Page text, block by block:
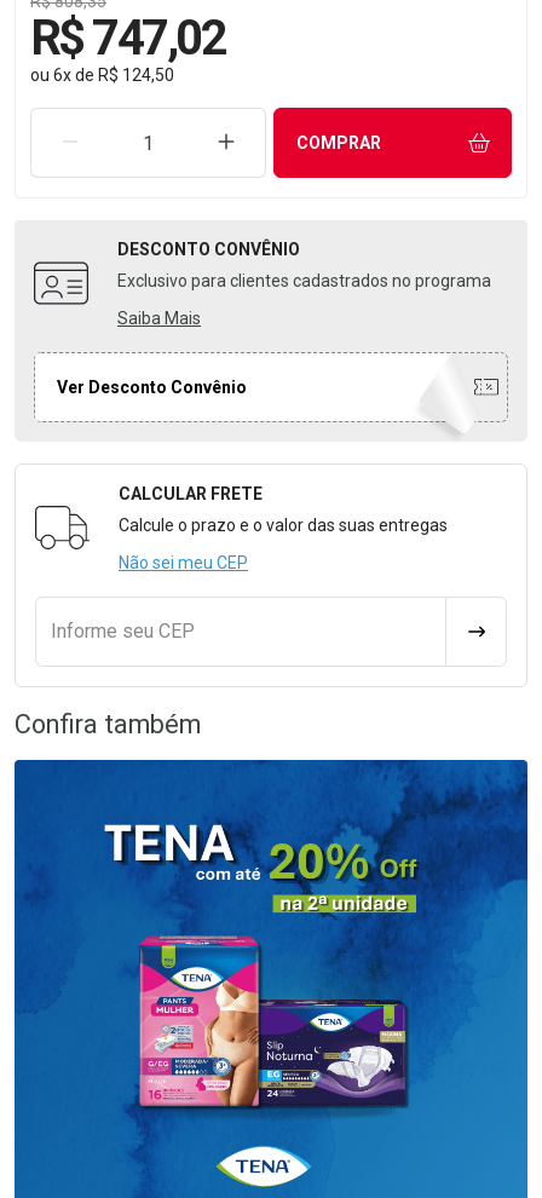
R$ 747,02
ou 6xde R$ 124,50
REMOVER UMA UNIDADEAUMENTAR UMA UNIDADE
COMPRAR
DESCONTO CONVÊNIO
Exclusivo para clientes cadastrados no programa
Saiba Mais
Ver Desconto Convênio
Formulário para Calcular o Frete
CALCULAR FRETE
Calcule o prazo e o valor das suas entregas
Não sei meu CEP
Informe seu CEP
Confira também